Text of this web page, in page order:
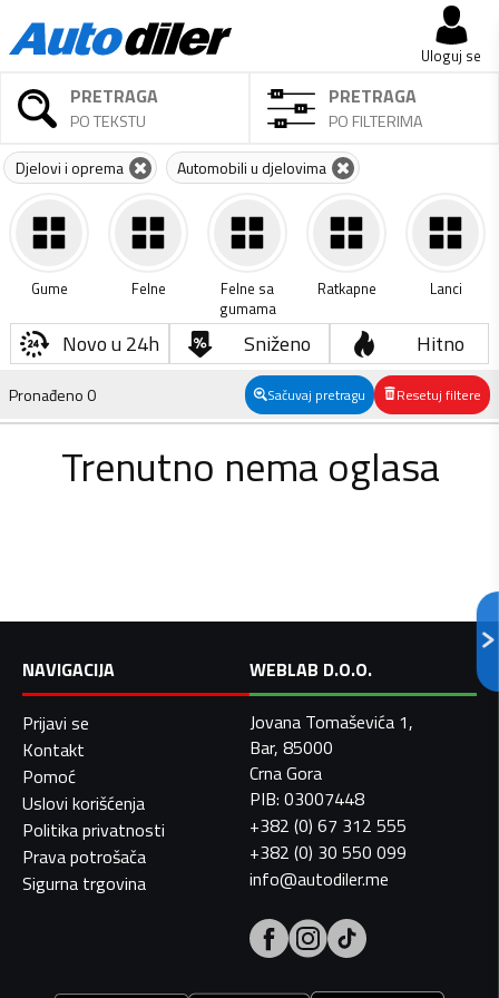
Uloguj se
PRETRAGA
PO TEKSTU
PRETRAGA
PO FILTERIMA
Djelovi i oprema Automobili u djelovima
Gume Felne
Felne sa
gumama
Ratkapne Lanci
Novo u 24h Sniženo Hitno
Pronađeno0 Sačuvaj pretragu Resetuj filtere
Trenutno nema oglasa
NAVIGACIJA
Prijavi se
Kontakt
Pomoć
Uslovi korišćenja
Politika privatnosti
Prava potrošača
Sigurna trgovina
WEBLAB D.O.O.
Jovana Tomaševića 1,
Bar, 85000
Crna Gora
PIB: 03007448
+382 (0) 67 312 555
+382 (0) 30 550 099
info@autodiler.me